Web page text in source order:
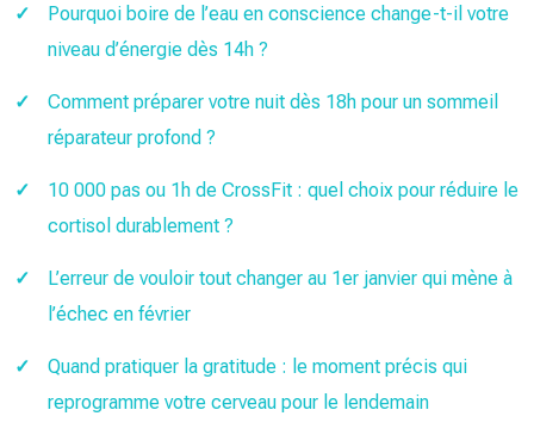
Pourquoi boire de l’eau en conscience change-t-il votre
niveau d’énergie dès 14h ?
Comment préparer votre nuit dès 18h pour un sommeil
réparateur profond ?
10 000 pas ou 1h de CrossFit : quel choix pour réduire le
cortisol durablement ?
L’erreur de vouloir tout changer au 1er janvier qui mène à
l’échec en février
Quand pratiquer la gratitude : le moment précis qui
reprogramme votre cerveau pour le lendemain